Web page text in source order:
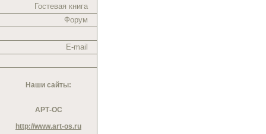
Гостевая книга
Форум
E-mail
Наши сайты:
АРТ-ОС
http://www.art-os.ru